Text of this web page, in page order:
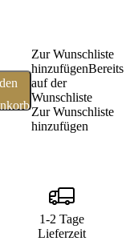
Zur Wunschliste
hinzufügenBereits
auf der
Wunschliste
Zur Wunschliste
hinzufügen
1-2 Tage
Lieferzeit